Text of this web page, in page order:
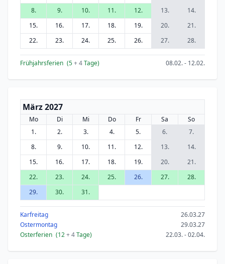
8.
9. 10. 11. 12. 13.
14.
15.
16. 17. 18. 19. 20.
21.
22.
23. 24. 25. 26. 27. 28.
Frühjahrsferien (5+ 4Tage) 08.02. - 12.02.
März 2027
Mo Di Mi Do Fr Sa
So
1.
2. 3. 4. 5. 6.
7.
8.
9. 10. 11. 12. 13.
14.
15.
16. 17. 18. 19. 20.
21.
22.
23. 24. 25. 26. 27.
28.
29.
30. 31.
Karfreitag
26.03.27
Ostermontag
29.03.27
Osterferien (12+ 4Tage) 22.03. - 02.04.